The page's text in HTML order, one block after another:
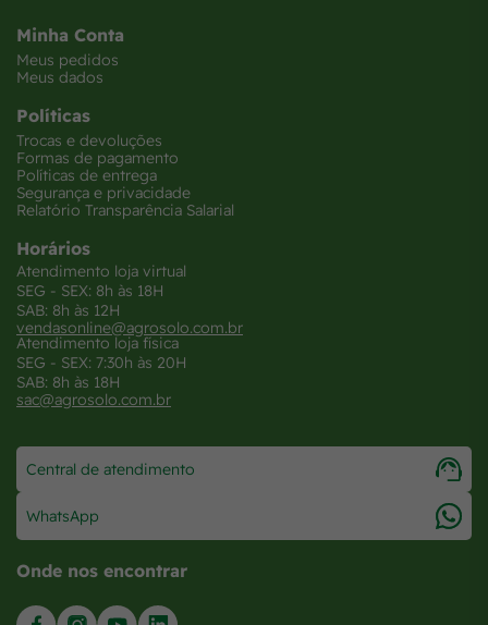
Minha Conta
Meus pedidos
Meus dados
Políticas
Trocas e devoluções
Formas de pagamento
Políticas de entrega
Segurança e privacidade
Relatório Transparência Salarial
Horários
Atendimento loja virtual
SEG - SEX: 8h às 18H
SAB: 8h às 12H
vendasonline@agrosolo.com.br
Atendimento loja física
SEG - SEX: 7:30h às 20H
SAB: 8h às 18H
sac@agrosolo.com.br
Central de atendimento
WhatsApp
Onde nos encontrar